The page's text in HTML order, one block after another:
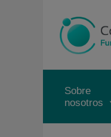
contenido
Sobre
nosotros